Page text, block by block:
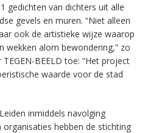
gedichten van dichters uit alle
gevels en muren. “Niet alleen
ook de artistieke wijze waarop
wekken alom bewondering,” zo
BEELD toe: “Het project
waarde voor de stad
inmiddels navolging
hebben de stichting